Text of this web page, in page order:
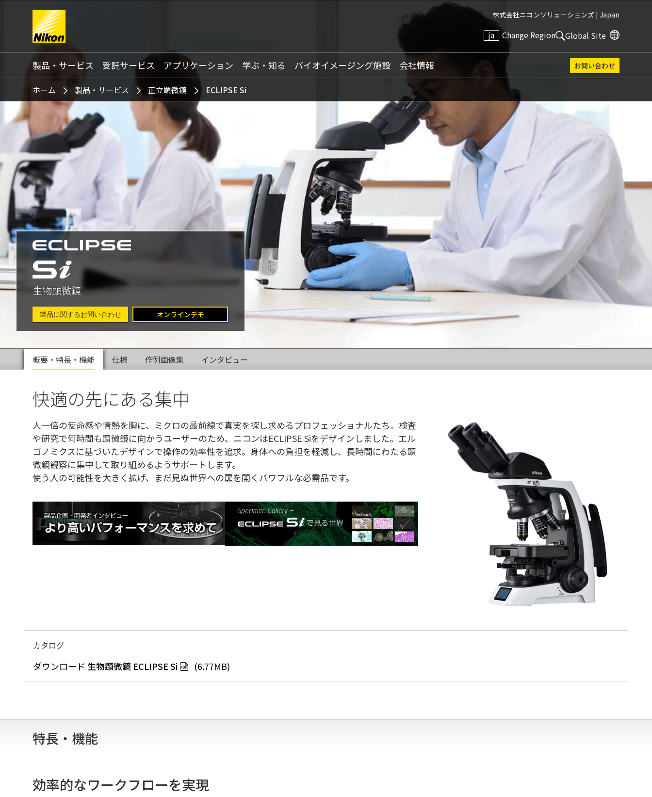
株式会社ニコンソリューションズ | Japan
ja Change Region Global Site
Search keyword(s)
製品・サービス 受託サービス アプリケーション 学ぶ・知る バイオイメージング施設 会社情報 お問い合わせ
ホーム 製品・サービス 正立顕微鏡 ECLIPSE Si
生物顕微鏡
製品に関するお問い合わせ オンラインデモ
概要・特長・機能 仕様 作例画像集 インタビュー
快適の先にある集中
人一倍の使命感や情熱を胸に、ミクロの最前線で真実を探し求めるプロフェッショナルたち。検査
や研究で何時間も顕微鏡に向かうユーザーのため、ニコンはECLIPSE Siをデザインしました。エル
ゴノミクスに基づいたデザインで操作の効率性を追求。身体への負担を軽減し、長時間にわたる顕
微鏡観察に集中して取り組めるようサポートします。
使う人の可能性を大きく拡げ、まだ見ぬ世界への扉を開くパワフルな必需品です。
カタログ
ダウンロード 生物顕微鏡 ECLIPSE Si (6.77MB)
特長・機能
効率的なワークフローを実現